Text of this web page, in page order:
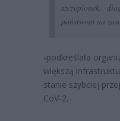
szczepionek,
państwom na
-podkreślała
większą
stanie szybciej
CoV-2.